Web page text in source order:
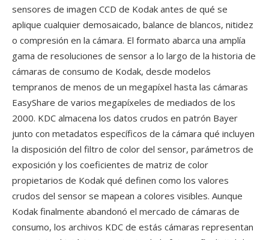
sensores de imagen CCD de Kodak antes de qué se
aplique cualquier demosaicado, balance de blancos, nitidez
o compresión en la cámara. El formato abarca una amplía
gama de resoluciones de sensor a lo largo de la historia de
cámaras de consumo de Kodak, desde modelos
tempranos de menos de un megapíxel hasta las cámaras
EasyShare de varios megapíxeles de mediados de los
2000. KDC almacena los datos crudos en patrón Bayer
junto con metadatos específicos de la cámara qué incluyen
la disposición del filtro de color del sensor, parámetros de
exposición y los coeficientes de matriz de color
propietarios de Kodak qué definen como los valores
crudos del sensor se mapean a colores visibles. Aunque
Kodak finalmente abandonó el mercado de cámaras de
consumo, los archivos KDC de estás cámaras representan